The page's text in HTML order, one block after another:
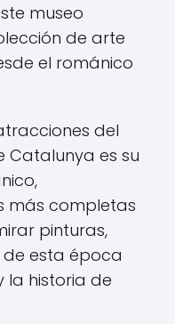
museo
de arte
el románico
del
Catalunya es su
más completas
pinturas,
esta época
la historia de